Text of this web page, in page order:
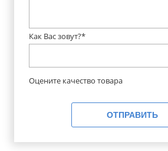
Как Вас зовут?*
Оцените качество товара
ОТПРАВИТЬ